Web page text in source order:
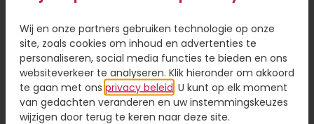
Kaartje toevoegen
Voeg een kaart toe met jouw persoonlijke tekst
1,95
Wij en onze partners gebruiken technologie op onze
site, zoals cookies om inhoud en advertenties te
personaliseren, social media functies te bieden en ons
websiteverkeer te analyseren. Klik hieronder om akkoord
te gaan met ons privacy beleid . U kunt op elk moment
van gedachten veranderen en uw instemmingskeuzes
wijzigen door terug te keren naar deze site.